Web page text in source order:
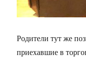
Родители тут же
приехавшие в